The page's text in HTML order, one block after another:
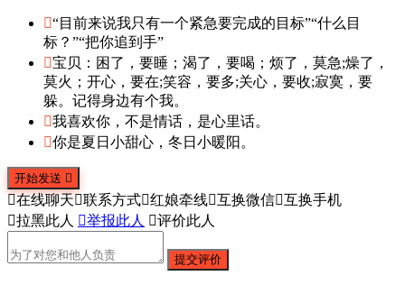
“目前来说我只有一个紧急要完成的目标”“什么目
标？”“把你追到手”
宝贝：困了，要睡；渴了，要喝；烦了，莫急;燥了，
莫火；开心，要在;笑容，要多;关心，要收;寂寞，要
躲。记得身边有个我。
我喜欢你，不是情话，是心里话。
你是夏日小甜心，冬日小暖阳。
开始发送 
在线聊天联系方式红娘牵线互换微信互换手机
拉黑此人 举报此人 评价此人
提交评价